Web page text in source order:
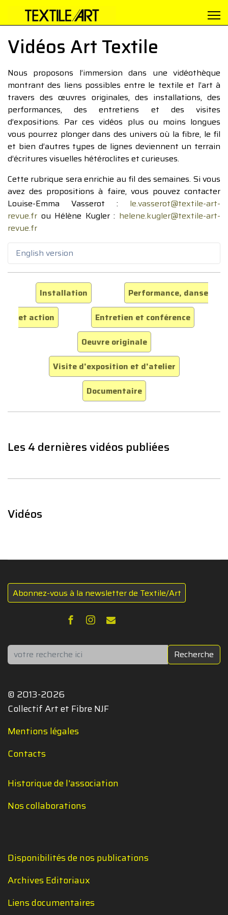
Vidéos Art Textile
Nous proposons l’immersion dans une vidéothèque
montrant des liens possibles entre le textile et l’art à
travers des œuvres originales, des installations, des
performances, des entretiens et des visites
d’expositions. Par ces vidéos plus ou moins longues
vous pourrez plonger dans des univers où la fibre, le fil
et bien d’autres types de lignes deviennent un terrain
d’écritures visuelles hétéroclites et curieuses.
Cette rubrique sera enrichie au fil des semaines. Si vous
avez des propositions à faire, vous pouvez contacter
Louise-Emma Vasserot : le.vasserot@textile-art-
revue.fr ou Hélène Kugler : helene.kugler@textile-art-
revue.fr
English version
Installation
Performance, danse
et action
Entretien et conférence
Oeuvre originale
Visite d'exposition et d'atelier
Documentaire
Les 4 dernières vidéos publiées
Vidéos
Abonnez-vous à la newsletter de Textile/Art
Rechercher Recherche
© 2013-2026
Collectif Art et Fibre NJF
Mentions légales
Contacts
Historique de l'association
Nos collaborations
Disponibilités de nos publications
Archives Editoriaux
Liens documentaires